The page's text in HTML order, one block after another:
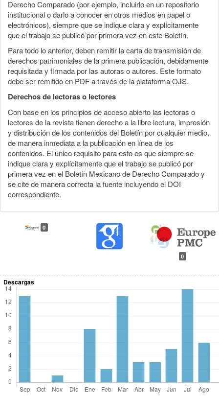
Derecho Comparado (por ejemplo, incluirlo en un repositorio
institucional o darlo a conocer en otros medios en papel o
electrónicos), siempre que se indique clara y explícitamente
que el trabajo se publicó por primera vez en este Boletín.
Para todo lo anterior, deben remitir la carta de transmisión de
derechos patrimoniales de la primera publicación, debidamente
requisitada y firmada por las autoras o autores. Este formato
debe ser remitido en PDF a través de la plataforma OJS.
Derechos de lectoras o lectores
Con base en los principios de acceso abierto las lectoras o
lectores de la revista tienen derecho a la libre lectura, impresión
y distribución de los contenidos del Boletín por cualquier medio,
de manera inmediata a la publicación en línea de los
contenidos. El único requisito para esto es que siempre se
indique clara y explícitamente que el trabajo se publicó por
primera vez en el Boletín Mexicano de Derecho Comparado y
se cite de manera correcta la fuente incluyendo el DOI
correspondiente.
0
0
Descargas